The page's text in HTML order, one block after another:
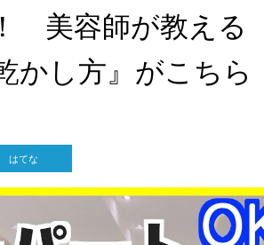
美容師が教える
かし方』がこちら
はてな